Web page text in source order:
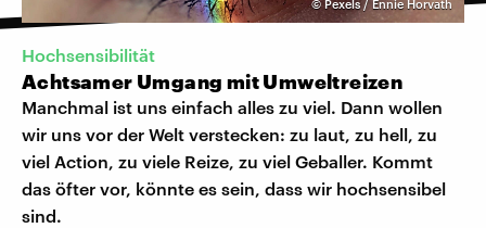
© Pexels / Ennie Horvath
Hochsensibilität
Achtsamer Umgang mit Umweltreizen
Manchmal ist uns einfach alles zu viel. Dann wollen
wir uns vor der Welt verstecken: zu laut, zu hell, zu
viel Action, zu viele Reize, zu viel Geballer. Kommt
das öfter vor, könnte es sein, dass wir hochsensibel
sind.